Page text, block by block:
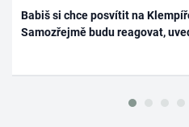
Babiš si chce posvítit na
Samozřejmě budu reagovat,